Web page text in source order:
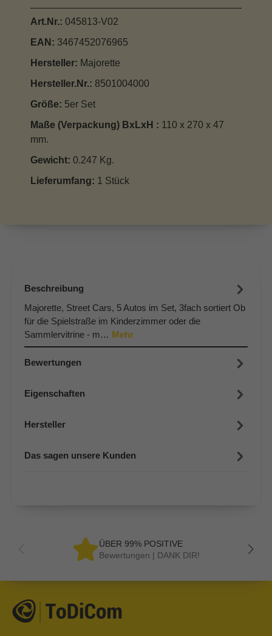
Art.Nr.: 045813-V02
EAN: 3467452076965
Hersteller: Majorette
Hersteller.Nr.: 8501004000
Größe: 5er Set
Maße (Verpackung) BxLxH : 110 x 270 x 47
mm.
Gewicht: 0.247 Kg.
Lieferumfang: 1 Stück
Beschreibung
Majorette, Street Cars, 5 Autos im Set, 3fach sortiert Ob
für die Spielstraße im Kinderzimmer oder die
Sammlervitrine - m… Mehr
Bewertungen
Eigenschaften
Hersteller
Das sagen unsere Kunden
ÜBER 99% POSITIVE
Bewertungen | DANK DIR!